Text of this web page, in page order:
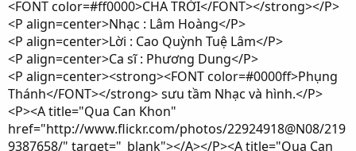
<FONT color=#ff0000>CHA TRỜI</FONT></strong></P>
<P align=center>Nhạc : Lâm Hoàng</P>
<P align=center>Lời : Cao Quỳnh Tuệ Lâm</P>
<P align=center>Ca sĩ : Phương Dung</P>
<P align=center><strong><FONT color=#0000ff>Phụng
Thánh</FONT></strong> sưu tầm Nhạc và hình.</P>
<P><A title="Qua Can Khon"
href="http://www.flickr.com/photos/22924918@N08/219
9387658/" target="_blank"></A></P><A title="Qua Can